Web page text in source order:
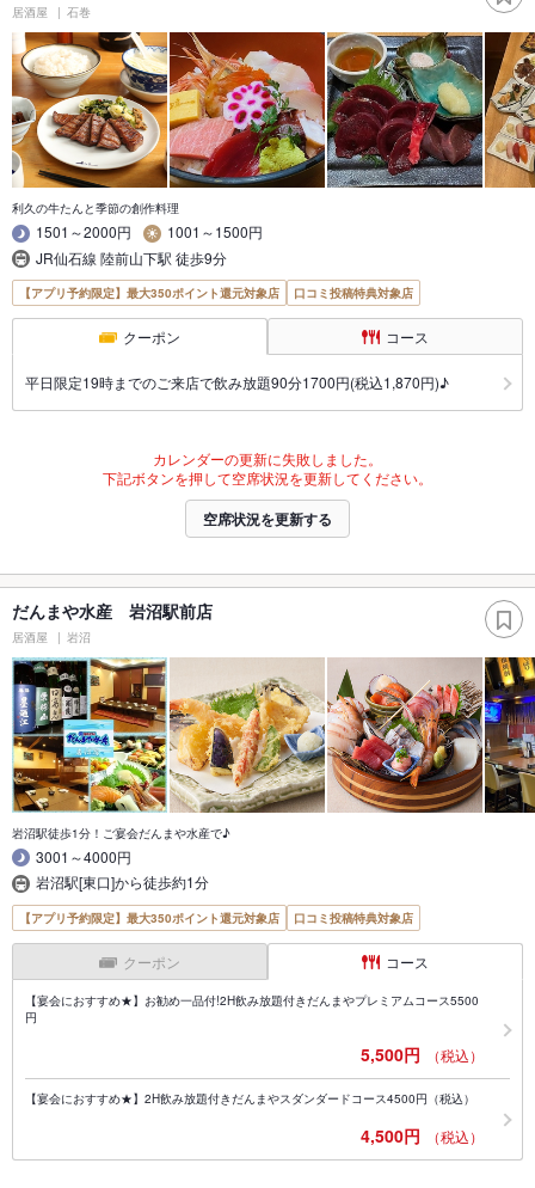
居酒屋 石巻
利久の牛たんと季節の創作料理
1501～2000円
1001～1500円
JR仙石線 陸前山下駅 徒歩9分
【アプリ予約限定】最大350ポイント還元対象店 口コミ投稿特典対象店
クーポン コース
平日限定19時までのご来店で飲み放題90分1700円(税込1,870円)♪
カレンダーの更新に失敗しました。
下記ボタンを押して空席状況を更新してください。
空席状況を更新する
だんまや水産 岩沼駅前店
居酒屋 岩沼
岩沼駅徒歩1分！ご宴会だんまや水産で♪
3001～4000円
岩沼駅[東口]から徒歩約1分
【アプリ予約限定】最大350ポイント還元対象店 口コミ投稿特典対象店
クーポン コース
【宴会におすすめ★】お勧め一品付!2H飲み放題付きだんまやプレミアムコース5500
円
5,500円 （税込）
【宴会におすすめ★】2H飲み放題付きだんまやスダンダードコース4500円（税込）
4,500円 （税込）